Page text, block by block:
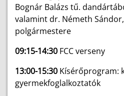
Bognár Balázs tű.
valamint dr. Németh
polgármestere
09:15-14:30 FCC verseny
13:00-15:30 Kísérőprogram:
gyermekfoglalkoztatók